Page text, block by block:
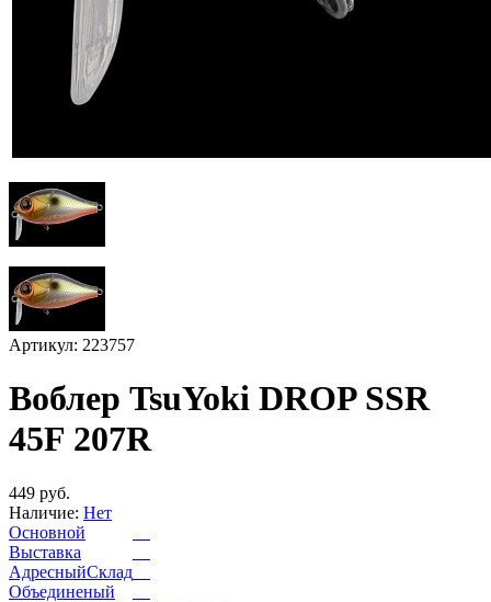
Артикул: 223757
Воблер TsuYoki DROP SSR
45F 207R
449 руб.
Наличие: Нет
Основной
Выставка
АдресныйСклад
Объединеный